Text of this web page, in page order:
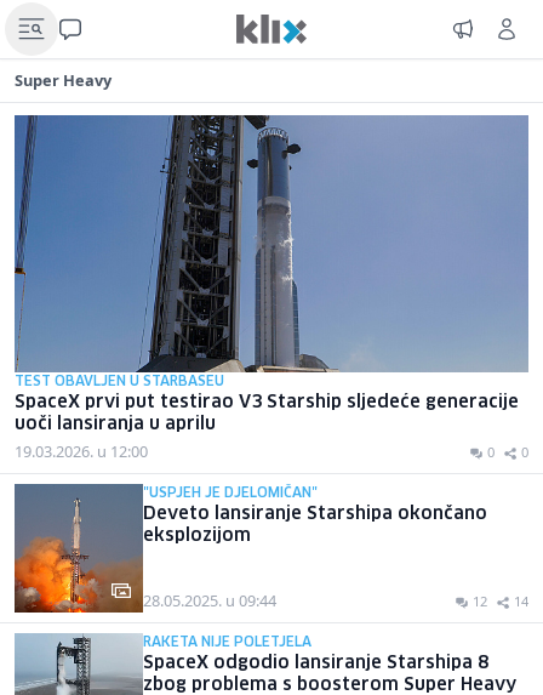
Super Heavy
TEST OBAVLJEN U STARBASEU
SpaceX prvi put testirao V3 Starship sljedeće generacije
uoči lansiranja u aprilu
19.03.2026. u 12:00 0 0
"USPJEH JE DJELOMIČAN"
Deveto lansiranje Starshipa okončano
eksplozijom
28.05.2025. u 09:44 12 14
RAKETA NIJE POLETJELA
SpaceX odgodio lansiranje Starshipa 8
zbog problema s boosterom Super Heavy